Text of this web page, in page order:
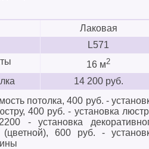
Лаковая
L571
16 м2
14 200 руб.
потолка, 400 руб. -
400 руб. - установка
- установка
(цветной), 600 руб. -